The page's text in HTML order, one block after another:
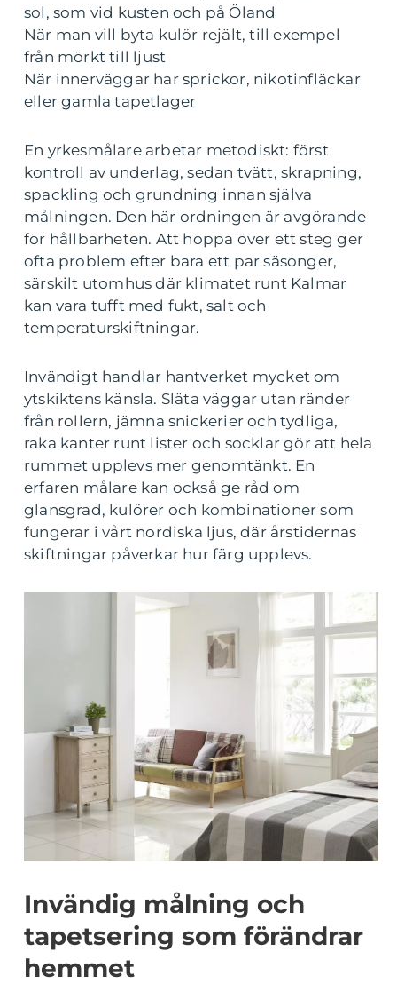
sol, som vid kusten och på Öland
När man vill byta kulör rejält, till exempel
från mörkt till ljust
När innerväggar har sprickor, nikotinfläckar
eller gamla tapetlager
En yrkesmålare arbetar metodiskt: först
kontroll av underlag, sedan tvätt, skrapning,
spackling och grundning innan själva
målningen. Den här ordningen är avgörande
för hållbarheten. Att hoppa över ett steg ger
ofta problem efter bara ett par säsonger,
särskilt utomhus där klimatet runt Kalmar
kan vara tufft med fukt, salt och
temperaturskiftningar.
Invändigt handlar hantverket mycket om
ytskiktens känsla. Släta väggar utan ränder
från rollern, jämna snickerier och tydliga,
raka kanter runt lister och socklar gör att hela
rummet upplevs mer genomtänkt. En
erfaren målare kan också ge råd om
glansgrad, kulörer och kombinationer som
fungerar i vårt nordiska ljus, där årstidernas
skiftningar påverkar hur färg upplevs.
Invändig målning och
tapetsering som förändrar
hemmet